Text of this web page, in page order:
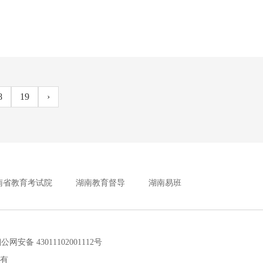
19 ›
省教育考试院 湖南教育督导 湖南易班
安备 43011102001112号